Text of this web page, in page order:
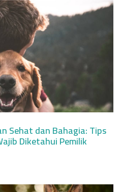
Sehat dan Bahagia: Tips
Diketahui Pemilik